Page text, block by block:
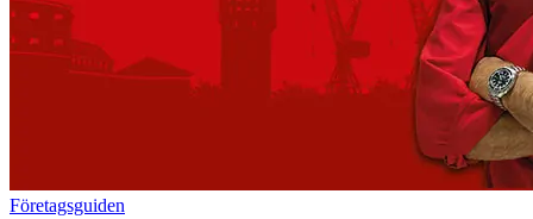
Företagsguiden